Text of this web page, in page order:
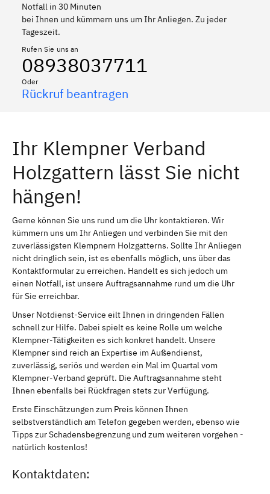
Notfall in 30 Minuten
bei Ihnen und kümmern uns um Ihr Anliegen. Zu jeder
Tageszeit.
Rufen Sie uns an
08938037711
Oder
Rückruf beantragen
Ihr Klempner Verband
Holzgattern lässt Sie nicht
hängen!
Gerne können Sie uns rund um die Uhr kontaktieren. Wir
kümmern uns um Ihr Anliegen und verbinden Sie mit den
zuverlässigsten Klempnern Holzgatterns. Sollte Ihr Anliegen
nicht dringlich sein, ist es ebenfalls möglich, uns über das
Kontaktformular zu erreichen. Handelt es sich jedoch um
einen Notfall, ist unsere Auftragsannahme rund um die Uhr
für Sie erreichbar.
Unser Notdienst-Service eilt Ihnen in dringenden Fällen
schnell zur Hilfe. Dabei spielt es keine Rolle um welche
Klempner-Tätigkeiten es sich konkret handelt. Unsere
Klempner sind reich an Expertise im Außendienst,
zuverlässig, seriös und werden ein Mal im Quartal vom
Klempner-Verband geprüft. Die Auftragsannahme steht
Ihnen ebenfalls bei Rückfragen stets zur Verfügung.
Erste Einschätzungen zum Preis können Ihnen
selbstverständlich am Telefon gegeben werden, ebenso wie
Tipps zur Schadensbegrenzung und zum weiteren vorgehen -
natürlich kostenlos!
Kontaktdaten: